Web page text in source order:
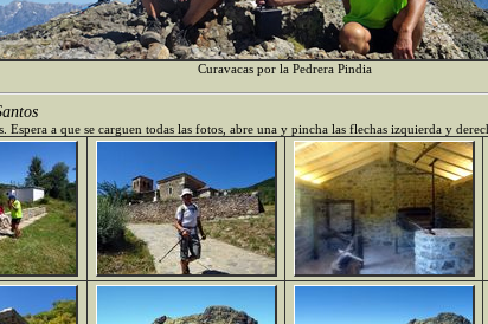
Curavacas por la Pedrera Pindia
Espera a que se carguen todas las fotos, abre una y pincha las flechas izquierda y